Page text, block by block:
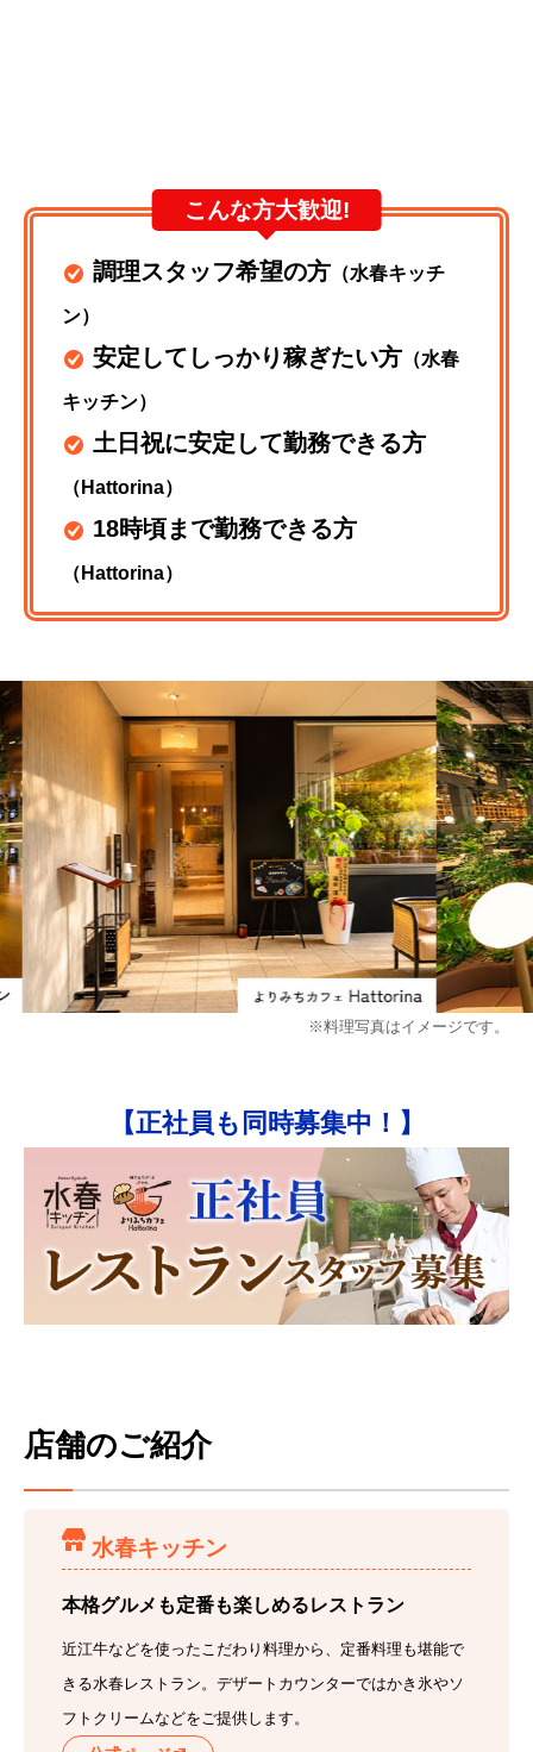
こんな方大歓迎!
調理スタッフ希望の方 （水春キッチ
ン）
安定してしっかり稼ぎたい方 （水春
キッチン）
土日祝に安定して勤務できる方
（Hattorina）
18時頃まで勤務できる方
（Hattorina）
※料理写真はイメージです。
【正社員も同時募集中！】
店舗のご紹介
水春キッチン
本格グルメも定番も楽しめるレストラン
近江牛などを使ったこだわり料理から、定番料理も堪能で
きる水春レストラン。デザートカウンターではかき氷やソ
フトクリームなどをご提供します。